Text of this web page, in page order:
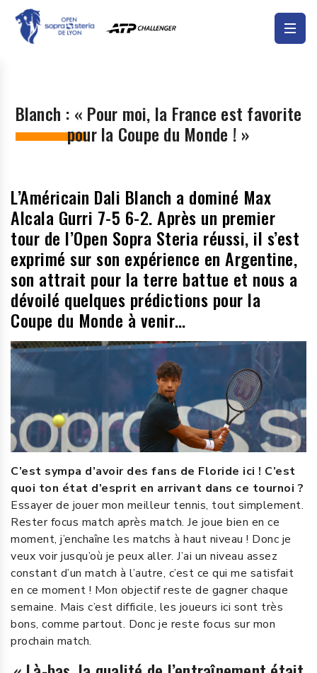
Blanch : « Pour moi, la France est favorite
pour la Coupe du Monde ! »
L’Américain Dali Blanch a dominé Max
Alcala Gurri 7-5 6-2. Après un premier
tour de l’Open Sopra Steria réussi, il s’est
exprimé sur son expérience en Argentine,
son attrait pour la terre battue et nous a
dévoilé quelques prédictions pour la
Coupe du Monde à venir…
C’est sympa d’avoir des fans de Floride ici ! C’est
quoi ton état d’esprit en arrivant dans ce tournoi ?
Essayer de jouer mon meilleur tennis, tout simplement.
Rester focus match après match. Je joue bien en ce
moment, j’enchaîne les matchs à haut niveau ! Donc je
veux voir jusqu’où je peux aller. J’ai un niveau assez
constant d’un match à l’autre, c’est ce qui me satisfait
en ce moment ! Mon objectif reste de gagner chaque
semaine. Mais c’est difficile, les joueurs ici sont très
bons, comme partout. Donc je reste focus sur mon
prochain match.